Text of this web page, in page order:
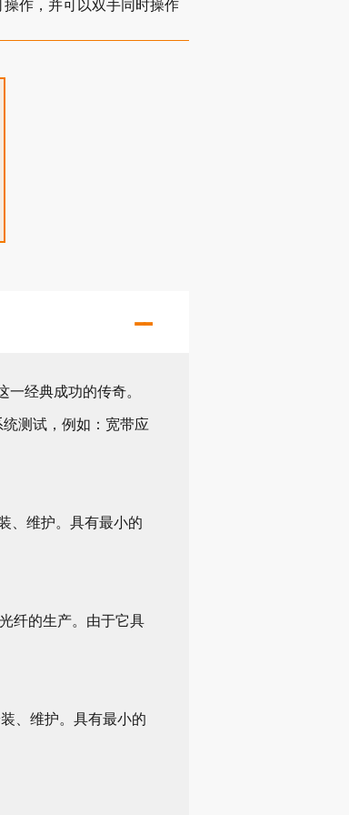
作，并可以双手同时操作
试结果分析。
一经典成功的传奇。
测试，例如：宽带应
、维护。具有最小的
纤的生产。由于它具
、维护。具有最小的